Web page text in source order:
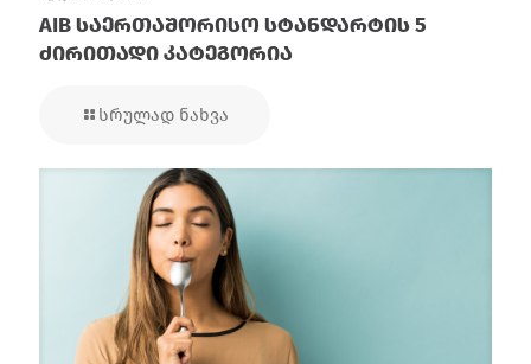
AIB საერთაშორისო სტანდარტის 5
ძირითადი კატეგორია
სრულად ნახვა